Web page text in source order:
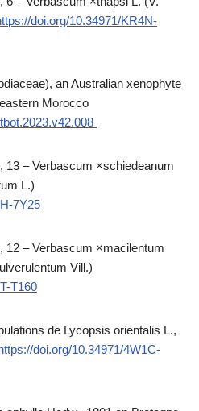
doi.org/10.34971/KR4N-
an Australian xenophyte
Morocco
13 – Verbascum ×schiedeanum
L.)
7Y25
12 – Verbascum ×macilentum
Vill.)
T160
de Lycopsis orientalis L.,
doi.org/10.34971/4W1C-